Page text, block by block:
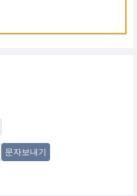
문자보내기